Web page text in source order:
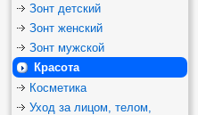
Зонт детский
Зонт женский
Зонт мужской
Красота
Косметика
Уход за лицом, телом,